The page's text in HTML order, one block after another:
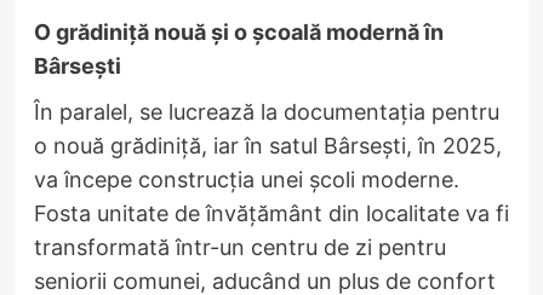
O grădiniță nouă și o școală modernă în
Bârsești
În paralel, se lucrează la documentația pentru
o nouă grădiniță, iar în satul Bârsești, în 2025,
va începe construcția unei școli moderne.
Fosta unitate de învățământ din localitate va fi
transformată într-un centru de zi pentru
seniorii comunei, aducând un plus de confort